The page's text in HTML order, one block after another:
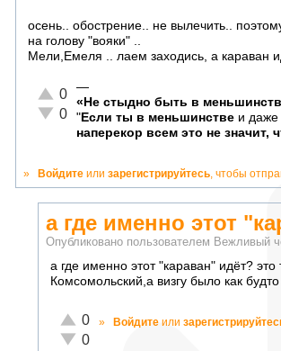
осень.. обострение.. не вылечить..
на голову "вояки" ..
Мели,Емеля .. лаем заходись, а караван
Отлично!
0
Неадекватно!
0
—
«Не стыдно быть в
" Если ты в меньшинстве и даже
наперекор всем это не значит,
» Войдите или зарегистрируйтесь , чтобы
а где именно этот
Опубликовано пользователем Вежливый
а где именно этот "караван" идёт?
Комсомольский,а визгу было как
Отлично!
0
Неадекватно!
0
» Войдите или